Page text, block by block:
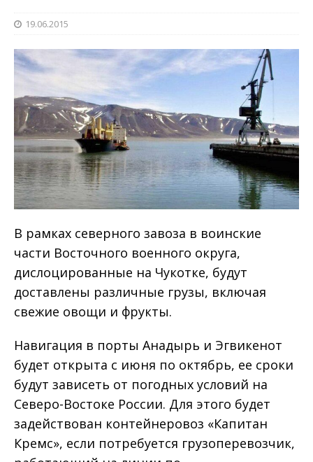
19.06.2015
В рамках северного завоза в воинские
части Восточного военного округа,
дислоцированные на Чукотке, будут
доставлены различные грузы, включая
свежие овощи и фрукты.
Навигация в порты Анадырь и Эгвикенот
будет открыта с июня по октябрь, ее сроки
будут зависеть от погодных условий на
Северо-Востоке России. Для этого будет
задействован контейнеровоз «Капитан
Кремс», если потребуется грузоперевозчик,